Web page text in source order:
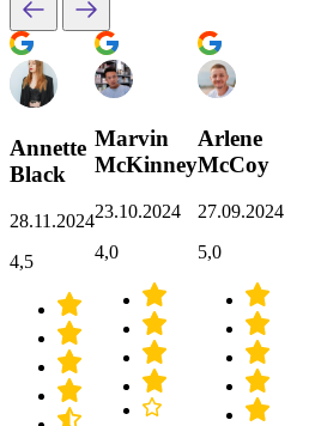
Annette
Black
28.11.2024
4,5
Marvin
McKinney
23.10.2024
4,0
Arlene
McCoy
27.09.2024
5,0